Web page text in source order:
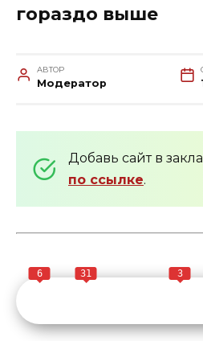
гораздо выше
АВТОР
Модератор
Добавь сайт в
по ссылке.
6 31 3